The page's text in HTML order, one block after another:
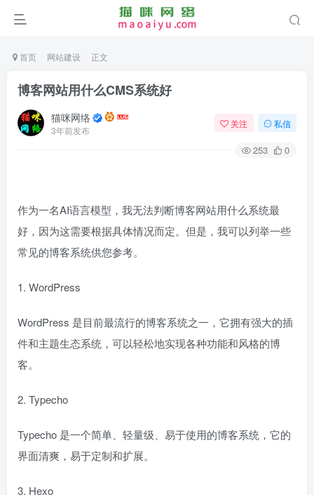
首页 网站建设 正文
博客网站用什么CMS系统好
猫咪网络
3年前发布
关注 私信
253 0
作为一名AI语言模型，我无法判断博客网站用什么系统最
好，因为这需要根据具体情况而定。但是，我可以列举一些
常见的博客系统供您参考。
1. WordPress
WordPress 是目前最流行的博客系统之一，它拥有强大的插
件和主题生态系统，可以轻松地实现各种功能和风格的博
客。
2. Typecho
Typecho 是一个简单、轻量级、易于使用的博客系统，它的
界面清爽，易于定制和扩展。
3. Hexo